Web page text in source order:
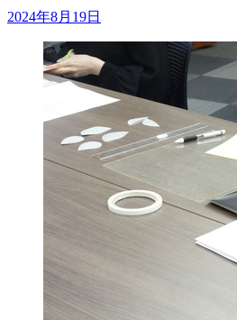
2024年8月19日